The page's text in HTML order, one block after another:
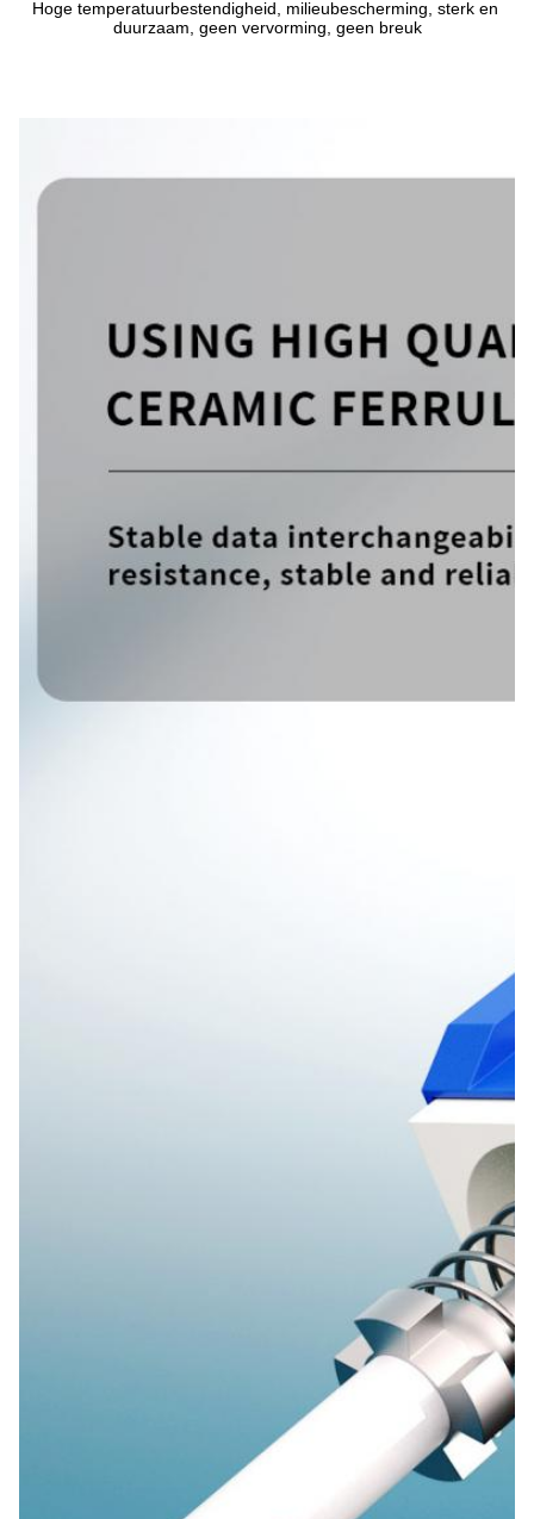
Hoge temperatuurbestendigheid, milieubescherming, sterk en
duurzaam, geen vervorming, geen breuk